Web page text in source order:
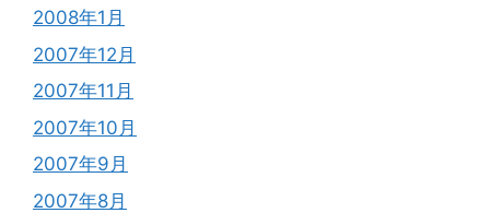
2008年1月
2007年12月
2007年11月
2007年10月
2007年9月
2007年8月